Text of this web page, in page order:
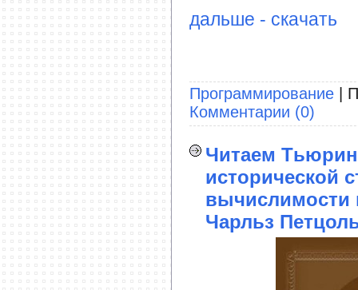
дальше - скачать
Программирование |
Комментарии (0)
Читаем
исторической
вычислимости
Чарльз